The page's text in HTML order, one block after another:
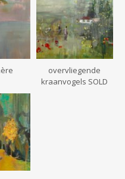
overvliegende
kraanvogels SOLD